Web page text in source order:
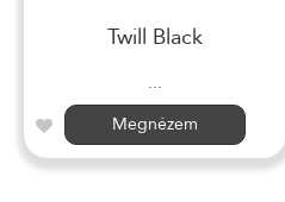
Twill Black
...
Megnézem